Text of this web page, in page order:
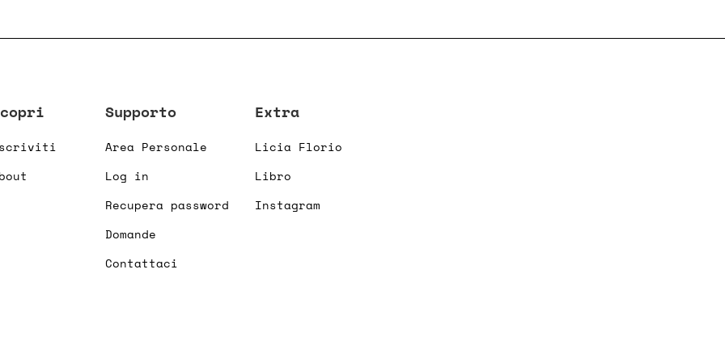
Supporto
Area Personale
Log in
Recupera password
Domande
Contattaci
Extra
Licia Florio
Libro
Instagram